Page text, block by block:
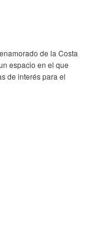
de la Costa
espacio en el que
de interés para el